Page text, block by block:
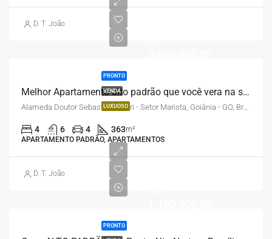
D. T. João
PRONTO
VENDA
LUXUOSO
Melhor Apartamento alto padrão que você vera na sua vida! · 363m² · Goiânia
Alameda Doutor Sebastião Fleuri - Setor Marista, Goiânia - GO, Brasil
4 6 4 363m²
APARTAMENTO PADRÃO, APARTAMENTOS
D. T. João
PRONTO